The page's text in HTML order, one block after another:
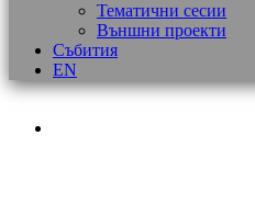
Тематични сесии
Външни проекти
Събития
EN